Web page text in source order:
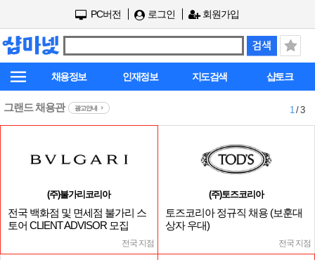
PC버전 로그인 회원가입
채용정보 인재정보 지도검색 샵토크
그랜드 채용관 광고안내 1/ 3
(주)불가리코리아
전국 백화점 및 면세점 불가리 스
토어 CLIENT ADVISOR 모집
전국 지점
(주)토즈코리아
토즈코리아 정규직 채용 (보훈대
상자 우대)
전국 지점